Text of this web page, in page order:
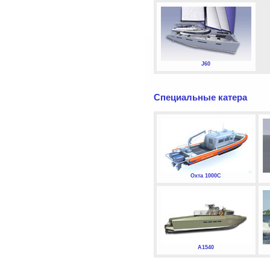
J60
Специальные катера
Охта 1000С
А1540